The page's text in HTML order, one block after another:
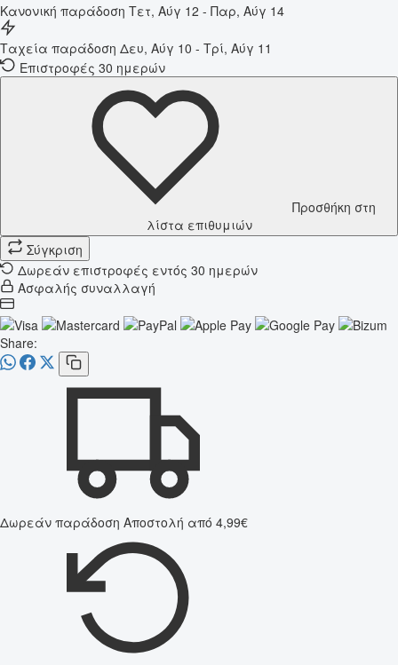
Κανονική παράδοση Τετ, Αύγ 12 - Παρ, Αύγ 14
Ταχεία παράδοση Δευ, Αύγ 10 - Τρί, Αύγ 11
Επιστροφές 30 ημερών
Προσθήκη στη
λίστα επιθυμιών
Σύγκριση
Δωρεάν επιστροφές εντός 30 ημερών
Ασφαλής συναλλαγή
Share:
Δωρεάν παράδοση Αποστολή από 4,99€